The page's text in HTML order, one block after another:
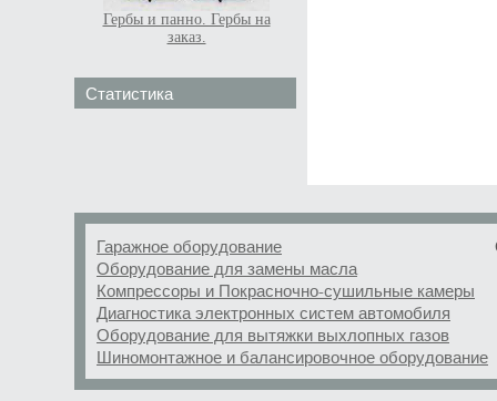
Гербы и панно. Гербы на
заказ.
Статистика
Гаражное оборудование
Оборудование для замены масла
Компрессоры и Покрасночно-сушильные камеры
Диагностика электронных систем автомобиля
Оборудование для вытяжки выхлопных газов
Шиномонтажное и балансировочное оборудование